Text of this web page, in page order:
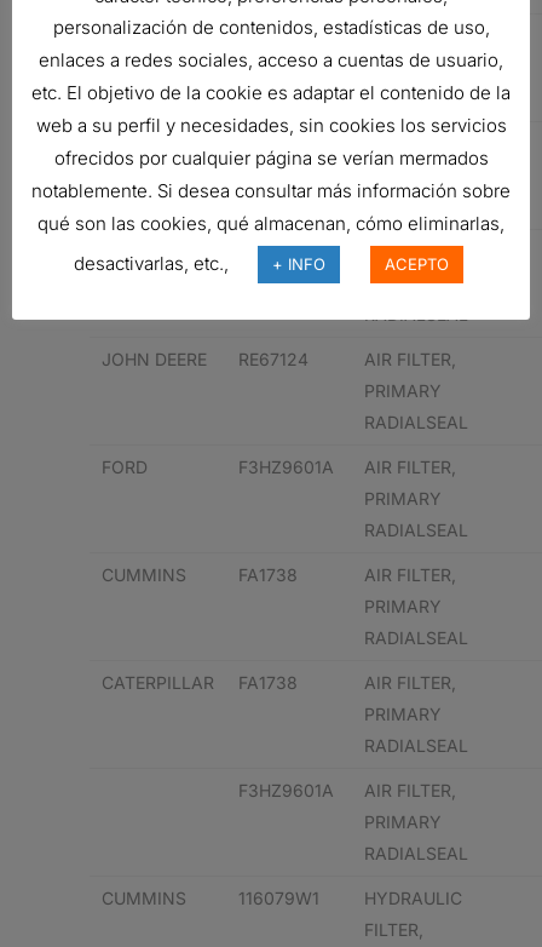
CUMMINS DNP527484
AIR FILTER,
PRIMARY
RADIALSEAL
RE34962
AIR FILTER,
PRIMARY
JOHN DEERE RE67124
AIR FILTER,
PRIMARY
RADIALSEAL
FORD F3HZ9601A
AIR FILTER,
PRIMARY
RADIALSEAL
CUMMINS FA1738
AIR FILTER,
PRIMARY
RADIALSEAL
CATERPILLAR FA1738
AIR FILTER,
PRIMARY
RADIALSEAL
F3HZ9601A
AIR FILTER,
PRIMARY
RADIALSEAL
CUMMINS 116079W1
HYDRAULIC
FILTER,
personalización de contenidos, estadísticas de uso,
enlaces a redes sociales, acceso a cuentas de usuario,
etc. El objetivo de la cookie es adaptar el contenido de la
web a su perfil y necesidades, sin cookies los servicios
ofrecidos por cualquier página se verían mermados
notablemente. Si desea consultar más información sobre
qué son las cookies, qué almacenan, cómo eliminarlas,
desactivarlas, etc.,
+ INFO ACEPTO